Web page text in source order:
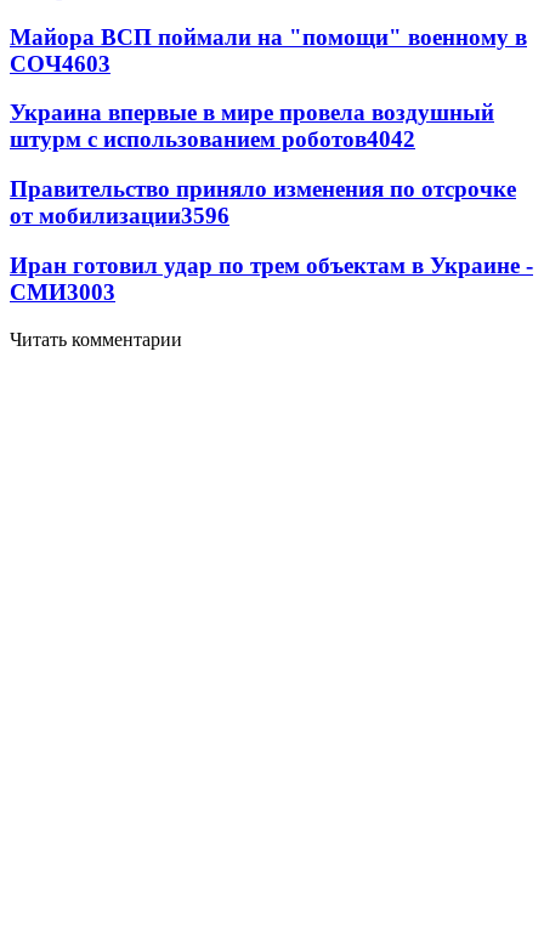
Майора ВСП поймали на "помощи" военному в
СОЧ4603
Украина впервые в мире провела воздушный
штурм с использованием роботов4042
Правительство приняло изменения по отсрочке
от мобилизации3596
Иран готовил удар по трем объектам в Украине -
СМИ3003
Читать комментарии